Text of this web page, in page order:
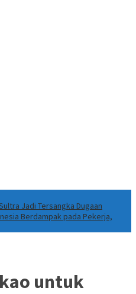
Jadi Tersangka Dugaan
Berdampak pada Pekerja,
untuk